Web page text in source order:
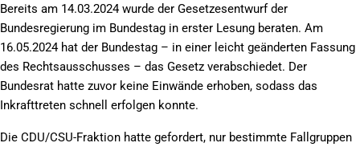
Bereits am 14.03.2024 wurde der Gesetzesentwurf der
Bundesregierung im Bundestag in erster Lesung beraten. Am
16.05.2024 hat der Bundestag – in einer leicht geänderten Fassung
des Rechtsausschusses – das Gesetz verabschiedet. Der
Bundesrat hatte zuvor keine Einwände erhoben, sodass das
Inkrafttreten schnell erfolgen konnte.
Die CDU/CSU-Fraktion hatte gefordert, nur bestimmte Fallgruppen